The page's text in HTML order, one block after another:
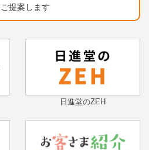
ご提案します
日進堂のZEH